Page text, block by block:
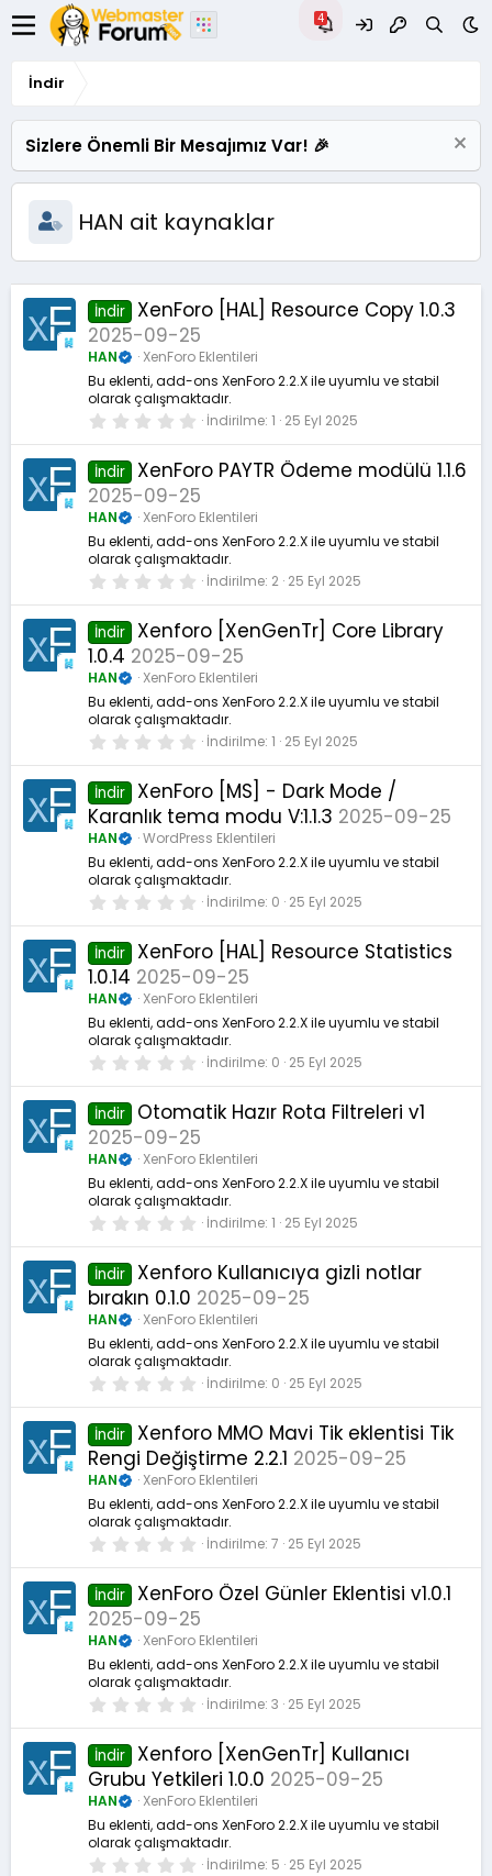
İndir
Sizlere Önemli Bir Mesajımız Var! 🎉
HAN ait kaynaklar
İndir
XenForo [HAL] Resource Copy 1.0.3
2025-09-25
HAN
XenForo Eklentileri
Bu eklenti, add-ons XenForo 2.2.X ile uyumlu ve stabil
olarak çalışmaktadır.
0
0
0
y
ı
d
ı
z
İndirilme 1 25 Eyl 2025
İndir
XenForo PAYTR Ödeme modülü 1.1.6
2025-09-25
HAN
XenForo Eklentileri
Bu eklenti, add-ons XenForo 2.2.X ile uyumlu ve stabil
olarak çalışmaktadır.
0
0
0
y
ı
d
ı
z
İndirilme 2 25 Eyl 2025
İndir
Xenforo [XenGenTr] Core Library
1.0.4 2025-09-25
HAN
XenForo Eklentileri
Bu eklenti, add-ons XenForo 2.2.X ile uyumlu ve stabil
olarak çalışmaktadır.
0
0
0
y
ı
l
d
ı
z
İndirilme 1 25 Eyl 2025
İndir
XenForo [MS] - Dark Mode /
Karanlık tema modu V:1.1.3 2025-09-25
HAN
WordPress Eklentileri
Bu eklenti, add-ons XenForo 2.2.X ile uyumlu ve stabil
olarak çalışmaktadır.
0
0
0
y
ı
d
ı
z
İndirilme 0 25 Eyl 2025
İndir
XenForo [HAL] Resource Statistics
1.0.14 2025-09-25
HAN
XenForo Eklentileri
Bu eklenti, add-ons XenForo 2.2.X ile uyumlu ve stabil
olarak çalışmaktadır.
0
0
0
y
ı
d
ı
z
İndirilme 0 25 Eyl 2025
İndir
Otomatik Hazır Rota Filtreleri v1
2025-09-25
HAN
XenForo Eklentileri
Bu eklenti, add-ons XenForo 2.2.X ile uyumlu ve stabil
olarak çalışmaktadır.
0
0
0
y
ı
d
ı
z
İndirilme 1 25 Eyl 2025
İndir
Xenforo Kullanıcıya gizli notlar
bırakın 0.1.0 2025-09-25
HAN
XenForo Eklentileri
Bu eklenti, add-ons XenForo 2.2.X ile uyumlu ve stabil
olarak çalışmaktadır.
0
0
0
y
ı
l
d
ı
z
İndirilme 0 25 Eyl 2025
İndir
Xenforo MMO Mavi Tik eklentisi Tik
Rengi Değiştirme 2.2.1 2025-09-25
HAN
XenForo Eklentileri
Bu eklenti, add-ons XenForo 2.2.X ile uyumlu ve stabil
olarak çalışmaktadır.
0
0
0
y
ı
d
ı
z
İndirilme 7 25 Eyl 2025
İndir
XenForo Özel Günler Eklentisi v1.0.1
2025-09-25
HAN
XenForo Eklentileri
Bu eklenti, add-ons XenForo 2.2.X ile uyumlu ve stabil
olarak çalışmaktadır.
0
0
0
y
d
ı
z
İndirilme 3 25 Eyl 2025
İndir
Xenforo [XenGenTr] Kullanıcı
Grubu Yetkileri 1.0.0 2025-09-25
HAN
XenForo Eklentileri
Bu eklenti, add-ons XenForo 2.2.X ile uyumlu ve stabil
olarak çalışmaktadır.
0 İndirilme 5 25 Eyl 2025